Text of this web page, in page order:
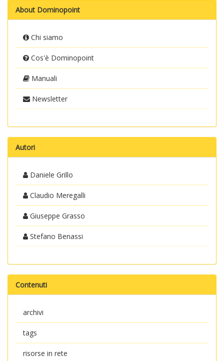
About Dominopoint
Chi siamo
Cos'è Dominopoint
Manuali
Newsletter
Autori
Daniele Grillo
Claudio Meregalli
Giuseppe Grasso
Stefano Benassi
Contenuti
archivi
tags
risorse in rete